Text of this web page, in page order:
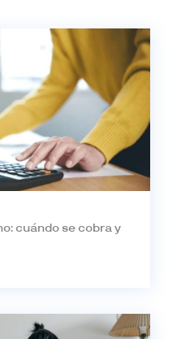
cuándo se cobra y